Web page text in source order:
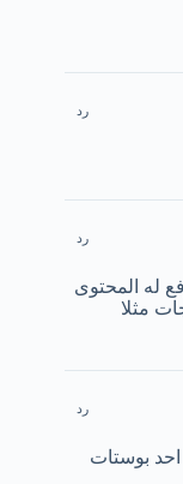
رد
رد
له المحتوى
مثلا
رد
بوستات